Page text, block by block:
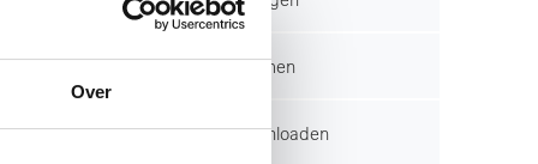
Over
Contact opnemen
Brochure downloaden